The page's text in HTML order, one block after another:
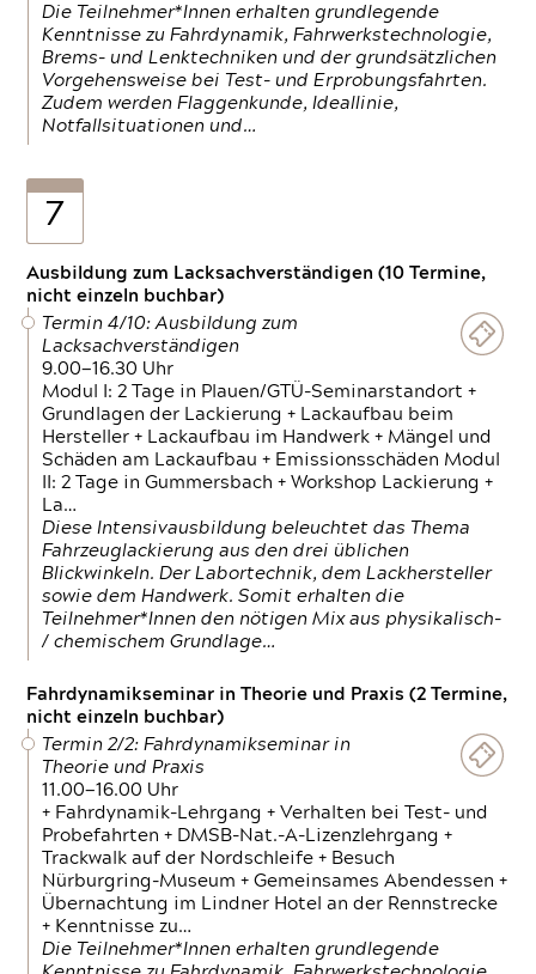
Die Teilnehmer*Innen erhalten grundlegende
Kenntnisse zu Fahrdynamik, Fahrwerkstechnologie,
Brems- und Lenktechniken und der grundsätzlichen
Vorgehensweise bei Test- und Erprobungsfahrten.
Zudem werden Flaggenkunde, Ideallinie,
Notfallsituationen und…
7
Ausbildung zum Lacksachverständigen (10 Termine,
nicht einzeln buchbar)
Termin 4/10: Ausbildung zum
Lacksachverständigen
9.00—16.30 Uhr
Modul I: 2 Tage in Plauen/GTÜ-Seminarstandort +
Grundlagen der Lackierung + Lackaufbau beim
Hersteller + Lackaufbau im Handwerk + Mängel und
Schäden am Lackaufbau + Emissionsschäden Modul
II: 2 Tage in Gummersbach + Workshop Lackierung +
La…
Diese Intensivausbildung beleuchtet das Thema
Fahrzeuglackierung aus den drei üblichen
Blickwinkeln. Der Labortechnik, dem Lackhersteller
sowie dem Handwerk. Somit erhalten die
Teilnehmer*Innen den nötigen Mix aus physikalisch-
/ chemischem Grundlage…
Fahrdynamikseminar in Theorie und Praxis (2 Termine,
nicht einzeln buchbar)
Termin 2/2: Fahrdynamikseminar in
Theorie und Praxis
11.00—16.00 Uhr
+ Fahrdynamik-Lehrgang + Verhalten bei Test- und
Probefahrten + DMSB-Nat.-A-Lizenzlehrgang +
Trackwalk auf der Nordschleife + Besuch
Nürburgring-Museum + Gemeinsames Abendessen +
Übernachtung im Lindner Hotel an der Rennstrecke
+ Kenntnisse zu…
Die Teilnehmer*Innen erhalten grundlegende